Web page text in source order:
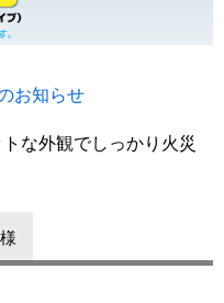
お知らせ
な外観でしっかり火災